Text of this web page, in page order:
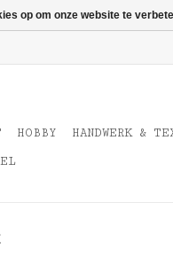
HOBBY HANDWERK &
op om onze website te